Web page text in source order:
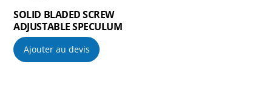
SOLID BLADED SCREW
ADJUSTABLE SPECULUM
Ajouter au devis